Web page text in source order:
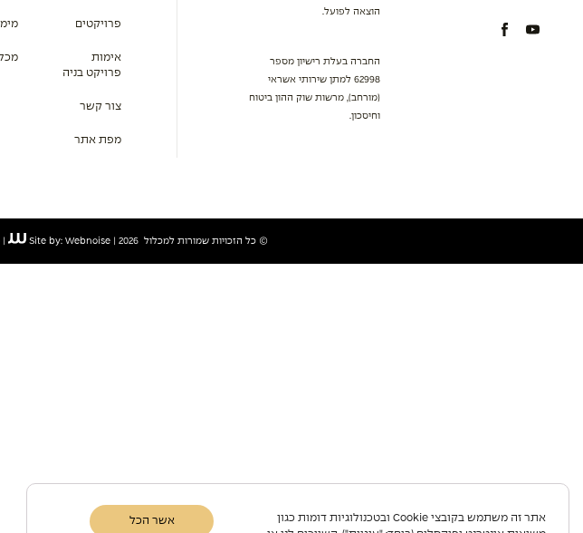
הוצאה לפועל.
החברה בעלת רישיון מספר
62998 למתן שירותי אשראי
(מורחב), מרשות שוק ההון ביטוח
וחיסכון.
פרויקטים
אימות
פרויקט בניה
צור קשר
מפת אתר
© כל הזכויות שמורות למכלול 2026 | Site by: Webnoise
אתר זה משתמש בקובצי Cookie ובטכנולוגיות דומות כגון
אשר הכל